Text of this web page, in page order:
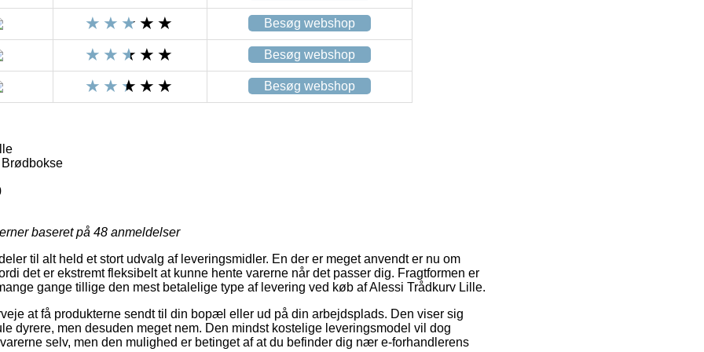
Besøg webshop
Besøg webshop
Besøg webshop
baseret på 48 anmeldelser
til alt held et stort udvalg af leveringsmidler. En der er meget anvendt er nu om
det er ekstremt fleksibelt at kunne hente varerne når det passer dig. Fragtformen er
gange tillige den mest betalelige type af levering ved køb af Alessi Trådkurv Lille.
at få produkterne sendt til din bopæl eller ud på din arbejdsplads. Den viser sig
dyrere, men desuden meget nem. Den mindst kostelige leveringsmodel vil dog
selv, men den mulighed er betinget af at du befinder dig nær e-forhandlerens